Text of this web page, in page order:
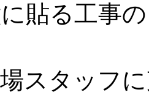
貼る工事
スタッフ